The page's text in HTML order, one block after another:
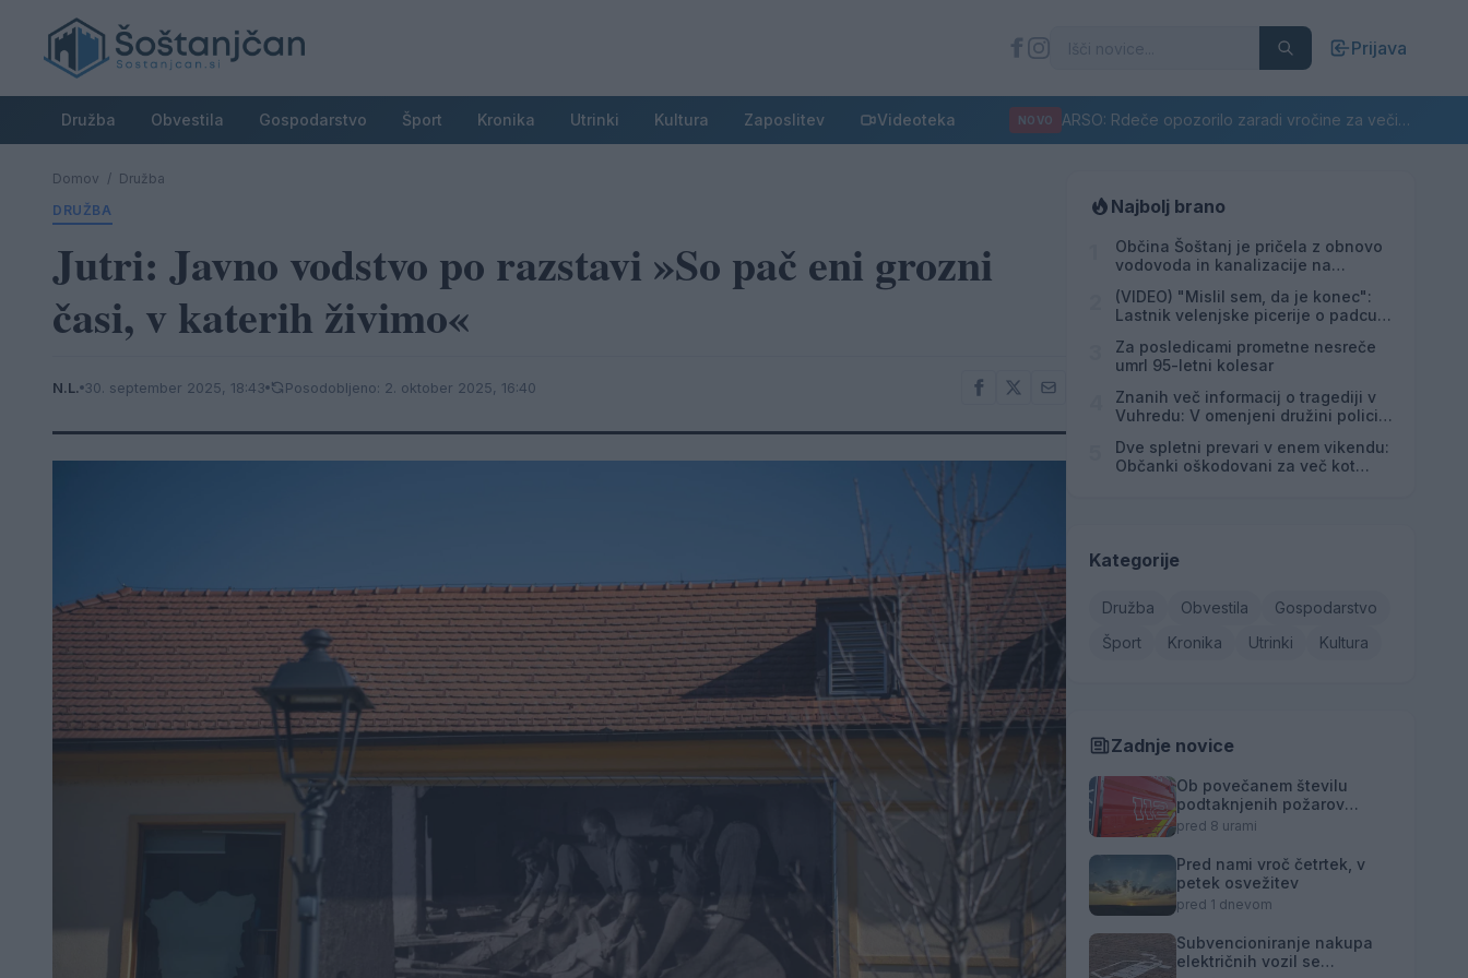
Prijava
Družba Obvestila Gospodarstvo Šport Kronika Utrinki Kultura Zaposlitev Videoteka NOVO ARSO: Rdeče opozorilo zaradi vročine za večino Slovenije
Domov / Družba
DRUŽBA
Jutri: Javno vodstvo po razstavi »So pač eni grozni
časi, v katerih živimo«
N.L. 30. september 2025, 18:43 Posodobljeno: 2. oktober 2025, 16:40
Najbolj brano
Občina Šoštanj je pričela z obnovo
vodovoda in kanalizacije na
(VIDEO) "Mislil sem, da je konec":
Lastnik velenjske picerije o padcu s
Za posledicami prometne nesreče
umrl 95-letni kolesar
Znanih več informacij o tragediji v
Vuhredu: V omenjeni družini policija
Dve spletni prevari v enem vikendu:
Občanki oškodovani za več kot
Kategorije
Družba Obvestila
Gospodarstvo
Šport
Kronika Utrinki Kultura
Zadnje novice
Ob povečanem številu
podtaknjenih požarov
pozivi občanom k
policije
pred 8 urami
Pred nami vroč četrtek, v
petek osvežitev
pred 1 dnevom
Subvencioniranje nakupa
električnih vozil se